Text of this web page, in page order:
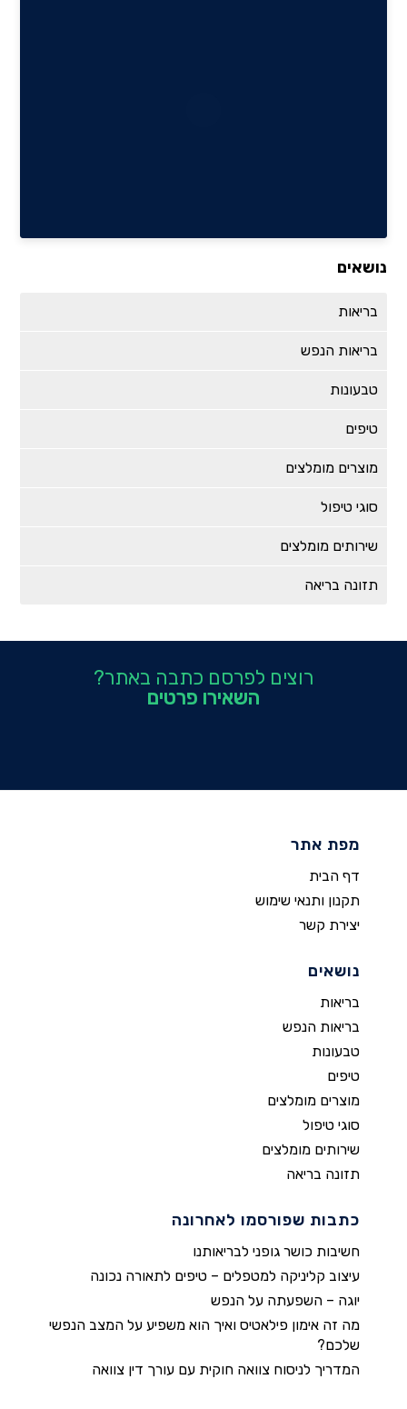
נושאים
בריאות
בריאות הנפש
טבעונות
טיפים
מוצרים מומלצים
סוגי טיפול
שירותים מומלצים
תזונה בריאה
רוצים לפרסם כתבה באתר?
השאירו פרטים
מפת אתר
דף הבית
תקנון ותנאי שימוש
יצירת קשר
נושאים
בריאות
בריאות הנפש
טבעונות
טיפים
מוצרים מומלצים
סוגי טיפול
שירותים מומלצים
תזונה בריאה
כתבות שפורסמו לאחרונה
חשיבות כושר גופני לבריאותנו
עיצוב קליניקה למטפלים – טיפים לתאורה נכונה
יוגה – השפעתה על הנפש
מה זה אימון פילאטיס ואיך הוא משפיע על המצב הנפשי
שלכם?
המדריך לניסוח צוואה חוקית עם עורך דין צוואה